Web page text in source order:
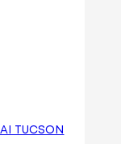
TUCSON